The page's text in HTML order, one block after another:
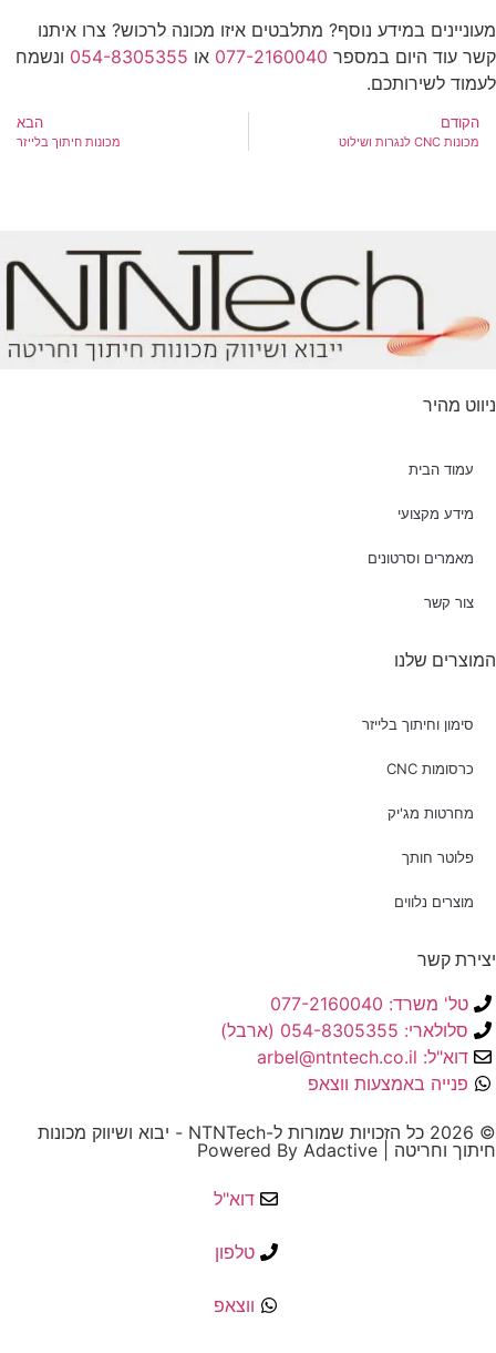
מעוניינים במידע נוסף? מתלבטים איזו מכונה לרכוש? צרו איתנו
קשר עוד היום במספר 077-2160040 או 054-8305355 ונשמח
לעמוד לשירותכם.
הקודם
מכונות CNC לנגרות ושילוט
הבא
מכונות חיתוך בלייזר
ניווט מהיר
עמוד הבית
מידע מקצועי
מאמרים וסרטונים
צור קשר
המוצרים שלנו
סימון וחיתוך בלייזר
כרסומות CNC
מחרטות מג'יק
פלוטר חותך
מוצרים נלווים
יצירת קשר
טל' משרד: 077-2160040
סלולארי: 054-8305355 (ארבל)
דוא"ל: arbel@ntntech.co.il
פנייה באמצעות ווצאפ
© 2026 כל הזכויות שמורות ל-NTNTech - יבוא ושיווק מכונות
חיתוך וחריטה | Powered By Adactive
דוא"ל
טלפון
ווצאפ